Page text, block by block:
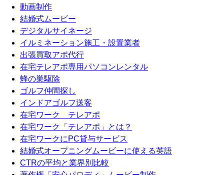
動画制作
結婚式ムービー
デジタルサイネージ
イルミネーション施工・設置業者
出張買取アポ代行
在宅テレアポ専用パソコンレンタル
蜂の巣駆除
ゴルフ仲間探し
インドアゴルフ送客
在宅ワーク テレアポ
在宅ワーク「テレアポ」とは？
在宅ワークにPC貸与サービス
結婚式オープニングムービーに使える英語
CTRの平均と業界別比較